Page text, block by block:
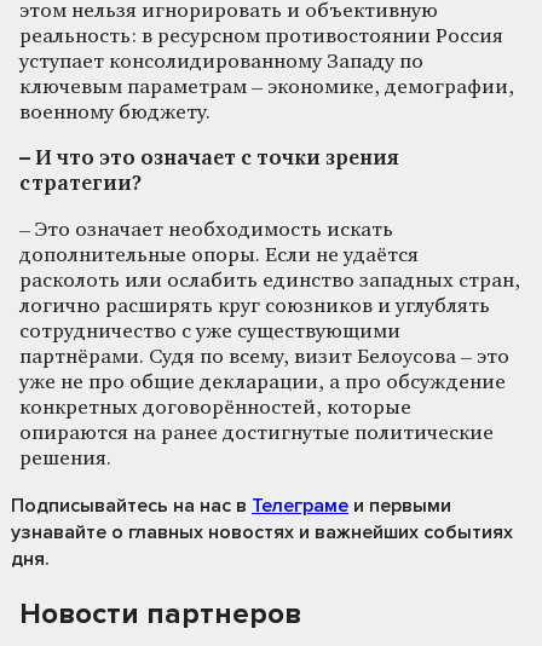
этом нельзя игнорировать и объективную
реальность: в ресурсном противостоянии Россия
уступает консолидированному Западу по
ключевым параметрам – экономике, демографии,
военному бюджету.
– И что это означает с точки зрения
стратегии?
– Это означает необходимость искать
дополнительные опоры. Если не удаётся
расколоть или ослабить единство западных стран,
логично расширять круг союзников и углублять
сотрудничество с уже существующими
партнёрами. Судя по всему, визит Белоусова – это
уже не про общие декларации, а про обсуждение
конкретных договорённостей, которые
опираются на ранее достигнутые политические
решения.
Подписывайтесь на нас в Телеграме и первыми
узнавайте о главных новостях и важнейших событиях
дня.
Новости партнеров